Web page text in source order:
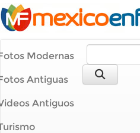
Modernas
Antiguas
Antiguos